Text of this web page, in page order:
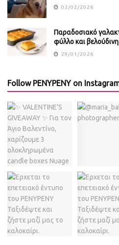
02/02/2026
Παραδοσιακό
φύλλο και
29/01/2026
Follow PENYPENY on